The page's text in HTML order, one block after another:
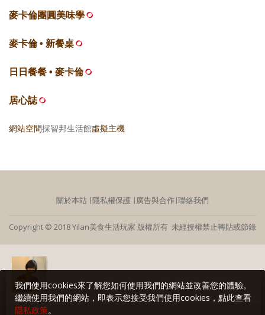
麥卡倫團圓美味學
麥卡倫 • 新餐桌
日日餐餐 • 麥卡倫
居心誌
網站空間採智邦生活館虛擬主機
關於本站 ∣隱私權保護 ∣廣告與合作∣聯絡我們
Copyright © 2018 Yilan美食生活玩家 版權所有 未經授權禁止轉貼或節錄
我們使用cookies來了解您如何使用我們的網站並改善您的體驗。
繼續使用我們的網站，即表示您接受我們使用cookies，點此查看
隱私政策。